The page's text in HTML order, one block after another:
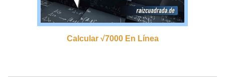
Calcular √7000 En Línea